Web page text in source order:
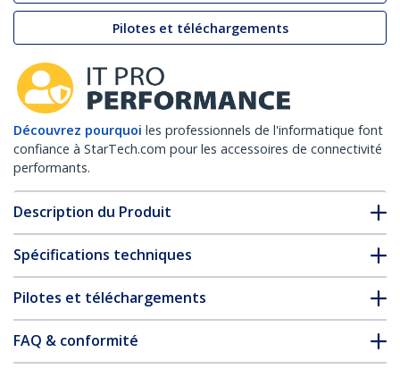
Pilotes et téléchargements
Découvrez pourquoi les professionnels de l'informatique font
confiance à StarTech.com pour les accessoires de connectivité
performants.
Description du Produit
Spécifications techniques
Pilotes et téléchargements
FAQ & conformité